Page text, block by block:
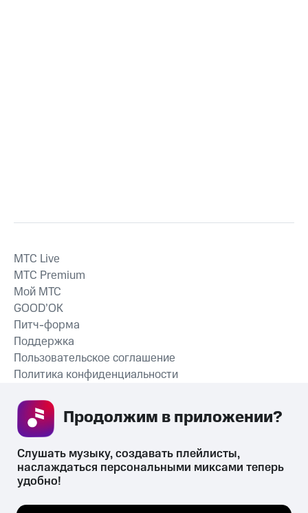
СКАЧАТЬ ПРИЛОЖЕНИЕ
MTС Live
MTС Premium
Мой МТС
GOOD’OK
Питч-форма
Поддержка
Пользовательское соглашение
Политика конфиденциальности
психотропных веществ, их аналогов причиняет вред здоровью,
Слушать музыку, создавать плейлисты,
наслаждаться персональными миксами теперь
удобно!